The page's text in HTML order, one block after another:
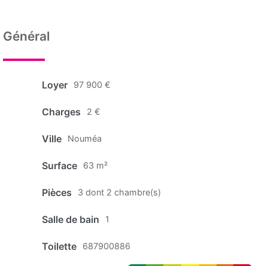
Général
Loyer 97 900 €
Charges 2 €
Ville Nouméa
Surface 63 m²
Pièces 3 dont 2 chambre(s)
Salle de bain 1
Toilette 687900886